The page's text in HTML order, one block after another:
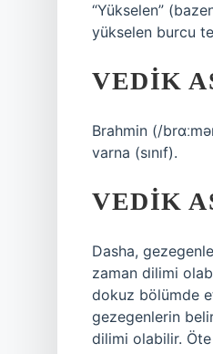
“Yükselen”
yükselen burcu
VEDIK
Brahmin (/
varna (sınıf).
VEDIK
Dasha,
zaman dilimi
dokuz bölümde
gezegenlerin
dilimi olabilir. Öte